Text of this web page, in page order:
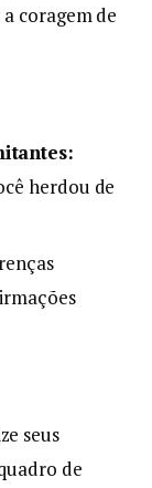
coragem de
herdou de
seus
de